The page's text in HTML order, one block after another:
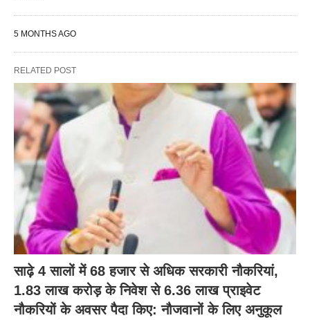
5 MONTHS AGO
RELATED POST
साढ़े 4 सालों में 68 हजार से अधिक सरकारी नौकरियां,
1.83 लाख करोड़ के निवेश से 6.36 लाख प्राइवेट
नौकरियों के अवसर पैदा किए: नौजवानों के लिए अनुकूल